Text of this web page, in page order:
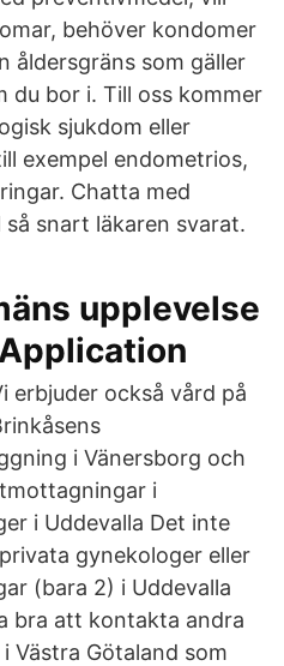
behöver kondomer
åldersgräns som gäller
du bor i. Till oss kommer
sjukdom eller
exempel endometrios,
Chatta med
snart läkaren svarat.
upplevelse
erbjuder också vård på
i Vänersborg och
i
i Uddevalla Det inte
gynekologer eller
(bara 2) i Uddevalla
bra att kontakta andra
Västra Götaland som